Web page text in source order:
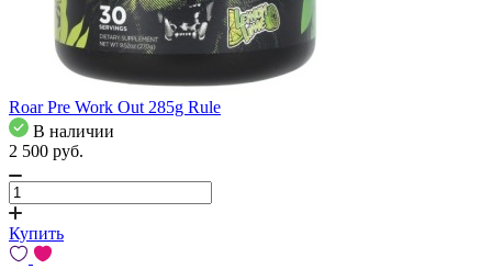
Roar Pre Work Out 285g Rule
В наличии
2 500 pуб.
Купить